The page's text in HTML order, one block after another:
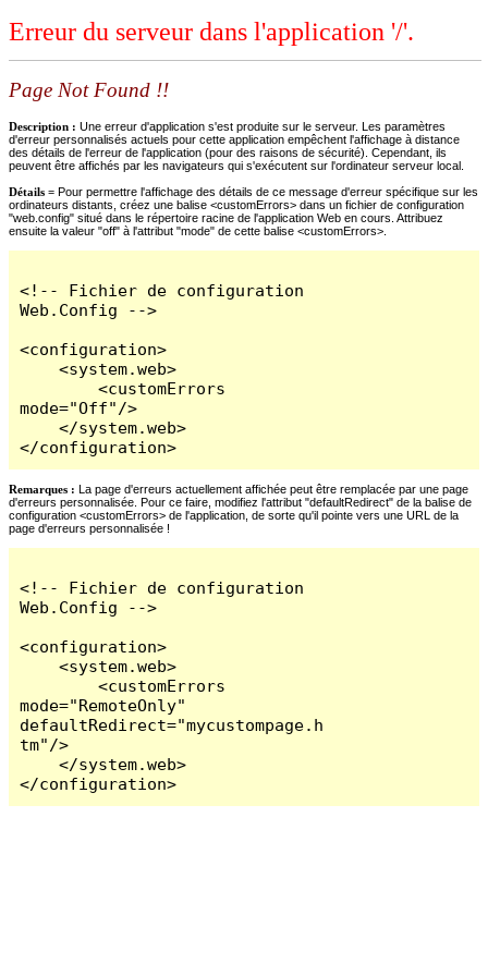
Erreur du serveur dans l'application '/'.
Page Not Found !!
Description : Une erreur d'application s'est produite sur le serveur. Les paramètres
d'erreur personnalisés actuels pour cette application empêchent l'affichage à distance
des détails de l'erreur de l'application (pour des raisons de sécurité). Cependant, ils
peuvent être affichés par les navigateurs qui s'exécutent sur l'ordinateur serveur local.
Détails = Pour permettre l'affichage des détails de ce message d'erreur spécifique sur les
ordinateurs distants, créez une balise <customErrors> dans un fichier de configuration
"web.config" situé dans le répertoire racine de l'application Web en cours. Attribuez
ensuite la valeur "off" à l'attribut "mode" de cette balise <customErrors>.
<!-- Fichier de configuration
Web.Config -->
<configuration>
    <system.web>
        <customErrors
mode="Off"/>
    </system.web>
</configuration>
Remarques : La page d'erreurs actuellement affichée peut être remplacée par une page
d'erreurs personnalisée. Pour ce faire, modifiez l'attribut "defaultRedirect" de la balise de
configuration <customErrors> de l'application, de sorte qu'il pointe vers une URL de la
page d'erreurs personnalisée !
<!-- Fichier de configuration
Web.Config -->
<configuration>
    <system.web>
        <customErrors
mode="RemoteOnly"
defaultRedirect="mycustompage.h
tm"/>
    </system.web>
</configuration>